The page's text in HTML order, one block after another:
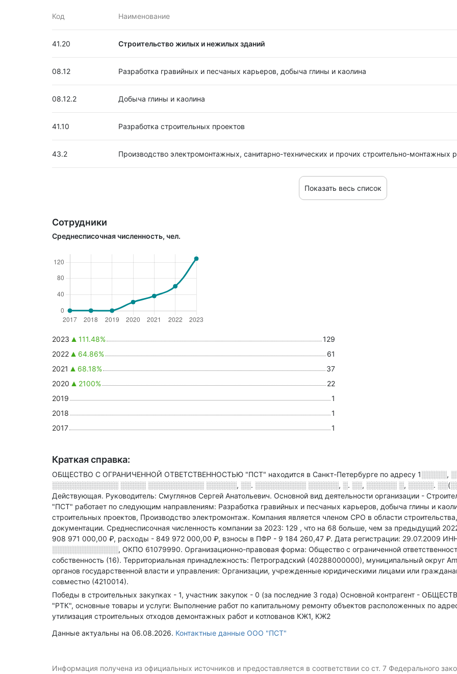
Код Наименование
41.20 Строительство жилых и нежилых зданий
08.12 Разработка гравийных и песчаных карьеров, добыча глины и каолина
08.12.2 Добыча глины и каолина
41.10 Разработка строительных проектов
43.2 Производство электромонтажных, санитарно-технических и прочих строительно-монтажных
Показать весь список
Сотрудники
Среднесписочная численность, чел.
2023 111.48%
129
2022
64.86%
61
2021
68.18%
37
2020
2100%
22
2019
1
2018
1
2017
1
Краткая справка:
ОБЩЕСТВО С ОГРАНИЧЕННОЙ ОТВЕТСТВЕННОСТЬЮ "ПСТ" находится в Санкт-Петербурге по адресу 1░░░░░,
░░░░░░░░░░░░░ ░░░░░ ░░░░░░░░░░░ ░░░░░░, ░░. ░░░░░░░░░░ ░░░░░░, ░. ░░, ░░░░░░ ░, ░░░░░.
Действующая. Руководитель: Смуглянов Сергей Анатольевич. Основной вид деятельности организации -
"ПСТ" работает по следующим направлениям: Разработка гравийных и песчаных карьеров, добыча глины и
строительных проектов, Производство электромонтаж. Компания является членом СРО в области
документации. Среднесписочная численность компании за 2023: 129 , что на 68 больше, чем за предыдущий
908 971 000,00 ₽, расходы - 849 972 000,00 ₽, взносы в ПФР - 9 184 260,47 ₽. Дата регистрации: 29.07.2009
░░░░░░░░░░░░░, ОКПО 61079990. Организационно-правовая форма: Общество с ограниченной
собственность (16). Территориальная принадлежность: Петроградский (40288000000), муниципальный округ
органов государственной власти и управления: Организации, учрежденные юридическими лицами или
совместно (4210014).
Победы в строительных закупках - 1, участник закупок - 0 (за последние 3 года) Основной контрагент -
"РТК", основные товары и услуги: Выполнение работ по капитальному ремонту объектов расположенных по
утилизация строительных отходов демонтажных работ и котлованов КЖ1, КЖ2
Данные актуальны на 06.08.2026. Контактные данные ООО "ПСТ"
Информация получена из официальных источников и предоставляется в соответствии со ст. 7 Федерального